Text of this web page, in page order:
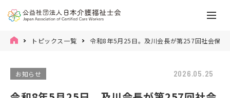
トピックス一覧 令和8年5月25日。及川会長が第257回社会保
お知らせ 2026.05.25